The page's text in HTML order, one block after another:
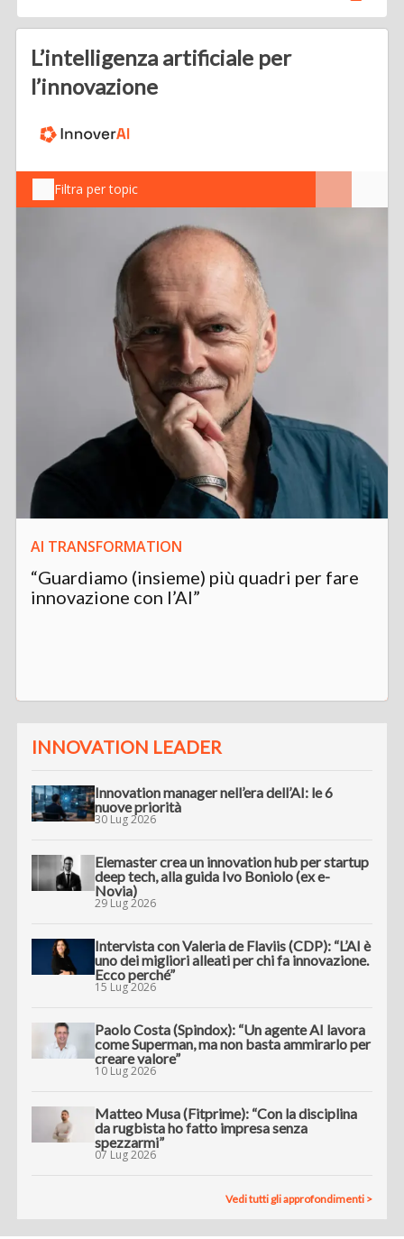
L’intelligenza artificiale per
l’innovazione
Filtra per topic
AI TRANSFORMATION
“Guardiamo (insieme) più quadri per fare
innovazione con l’AI”
INNOVATION LEADER
Innovation manager nell’era dell’AI: le 6
nuove priorità
30 Lug 2026
Elemaster crea un innovation hub per startup
deep tech, alla guida Ivo Boniolo (ex e-
Novia)
29 Lug 2026
Intervista con Valeria de Flaviis (CDP): “L’AI è
uno dei migliori alleati per chi fa innovazione.
Ecco perché”
15 Lug 2026
Paolo Costa (Spindox): “Un agente AI lavora
come Superman, ma non basta ammirarlo per
creare valore”
10 Lug 2026
Matteo Musa (Fitprime): “Con la disciplina
da rugbista ho fatto impresa senza
spezzarmi”
07 Lug 2026
Vedi tutti gli approfondimenti >